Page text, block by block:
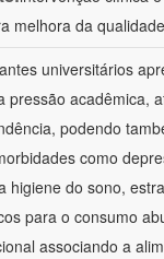
melhora da
universitários
pressão acadêmica,
podendo
como
higiene do sono,
para o consumo
associando a